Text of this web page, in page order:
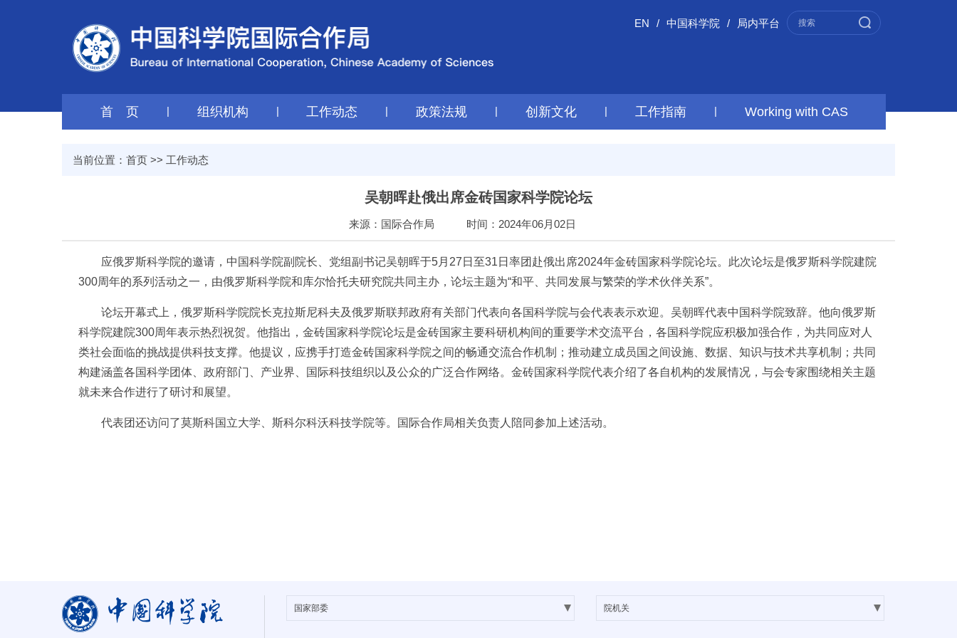
局内平台
/
中国科学院
/
EN
首 页 | 组织机构 | 工作动态 | 政策法规 | 创新文化 | 工作指南 | Working with CAS
当前位置： 首页 >> 工作动态
吴朝晖赴俄出席金砖国家科学院论坛
来源：国际合作局 时间：2024年06月02日
应俄罗斯科学院的邀请，中国科学院副院长、党组副书记吴朝晖于5月27日至31日率团赴俄出席2024年金砖国家科学院论坛。此次论坛是俄罗斯科学院建院
300周年的系列活动之一，由俄罗斯科学院和库尔恰托夫研究院共同主办，论坛主题为“和平、共同发展与繁荣的学术伙伴关系”。
论坛开幕式上，俄罗斯科学院院长克拉斯尼科夫及俄罗斯联邦政府有关部门代表向各国科学院与会代表表示欢迎。吴朝晖代表中国科学院致辞。他向俄罗斯
科学院建院300周年表示热烈祝贺。他指出，金砖国家科学院论坛是金砖国家主要科研机构间的重要学术交流平台，各国科学院应积极加强合作，为共同应对人
类社会面临的挑战提供科技支撑。他提议，应携手打造金砖国家科学院之间的畅通交流合作机制；推动建立成员国之间设施、数据、知识与技术共享机制；共同
构建涵盖各国科学团体、政府部门、产业界、国际科技组织以及公众的广泛合作网络。金砖国家科学院代表介绍了各自机构的发展情况，与会专家围绕相关主题
就未来合作进行了研讨和展望。
代表团还访问了莫斯科国立大学、斯科尔科沃科技学院等。国际合作局相关负责人陪同参加上述活动。